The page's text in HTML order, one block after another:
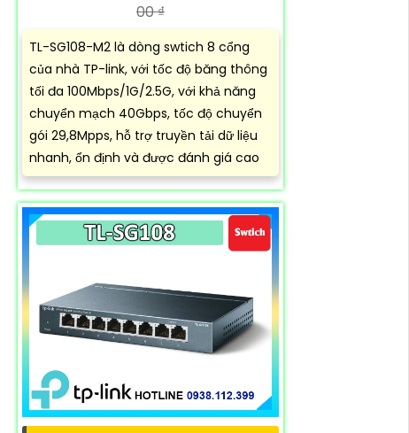
00 ₫
TL-SG108-M2 là dòng swtich 8 cổng
của nhà TP-link, với tốc độ băng thông
tối đa 100Mbps/1G/2.5G, với khả năng
chuyển mạch 40Gbps, tốc độ chuyển
gói 29,8Mpps, hỗ trợ truyền tải dữ liệu
nhanh, ổn định và được đánh giá cao